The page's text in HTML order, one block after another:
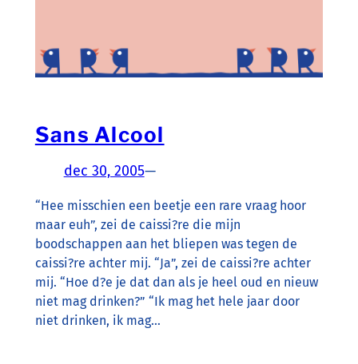
Sans Alcool
dec 30, 2005—
“Hee misschien een beetje een rare vraag hoor
maar euh”, zei de caissi?re die mijn
boodschappen aan het bliepen was tegen de
caissi?re achter mij. “Ja”, zei de caissi?re achter
mij. “Hoe d?e je dat dan als je heel oud en nieuw
niet mag drinken?” “Ik mag het hele jaar door
niet drinken, ik mag…